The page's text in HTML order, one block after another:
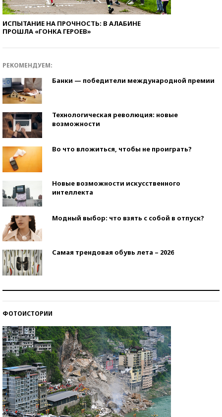
ИСПЫТАНИЕ НА ПРОЧНОСТЬ: В АЛАБИНЕ
ПРОШЛА «ГОНКА ГЕРОЕВ»
РЕКОМЕНДУЕМ:
Банки — победители международной премии
Технологическая революция: новые
возможности
Во что вложиться, чтобы не проиграть?
Новые возможности искусственного
интеллекта
Модный выбор: что взять с собой в отпуск?
Самая трендовая обувь лета – 2026
ФОТОИСТОРИИ